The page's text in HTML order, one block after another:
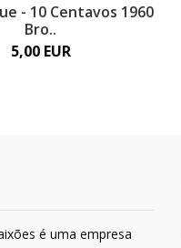
- 10 Centavos 1960
Bro..
5,00 EUR
é uma empresa